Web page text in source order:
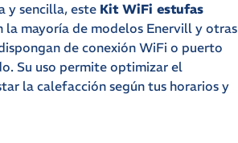
y sencilla, este Kit WiFi estufas
la mayoría de modelos Enervill y otras
de conexión WiFi o puerto
Su uso permite optimizar el
la calefacción según tus horarios y